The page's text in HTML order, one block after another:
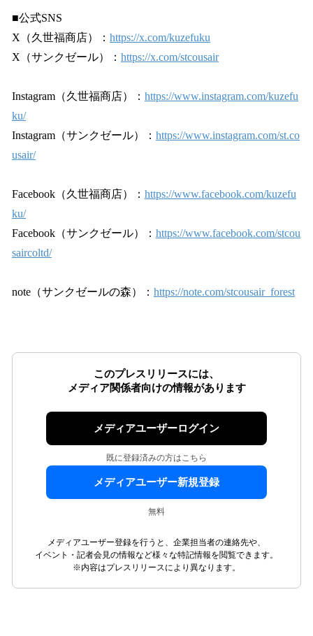
■公式SNS
X（久世福商店）： https://x.com/kuzefuku
X（サンクゼール）： https://x.com/stcousair
Instagram（久世福商店）： https://www.instagram.com/kuzefu
ku/
Instagram（サンクゼール）： https://www.instagram.com/st.co
usair/
Facebook（久世福商店）： https://www.facebook.com/kuzefu
ku/
Facebook（サンクゼール）： https://www.facebook.com/stcou
saircoltd/
note（サンクゼールの森）： https://note.com/stcousair_forest
このプレスリリースには、
メディア関係者向けの情報があります
メディアユーザーログイン
既に登録済みの方はこちら
メディアユーザー新規登録
無料
メディアユーザー登録を行うと、企業担当者の連絡先や、
イベント・記者会見の情報など様々な特記情報を閲覧できます。
※内容はプレスリリースにより異なります。